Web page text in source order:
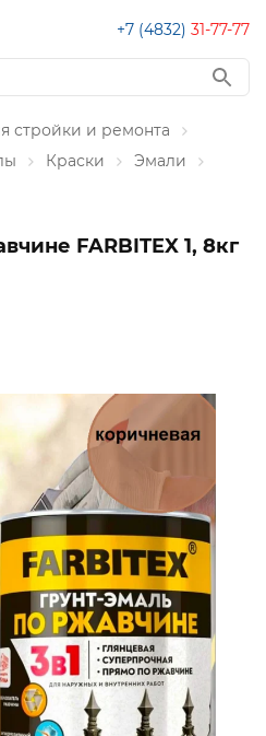
+7 (4832) 31-77-77
стройки и ремонта
Краски
Эмали
FARBITEX 1, 8кг